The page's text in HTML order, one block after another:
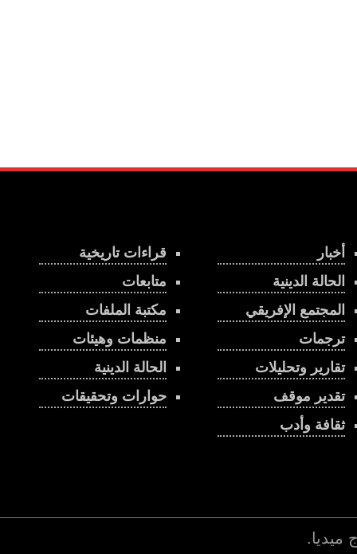
قراءات تاريخية
متابعات
مكتبة الملفات
منظمات وهيئات
الحالة الدينية
حوارات وتحقيقات
أخبار
الحالة الدينية
المجتمع الإفريقي
ترجمات
تقارير وتحليلات
تقدير موقف
ثقافة وأدب
ميديا.